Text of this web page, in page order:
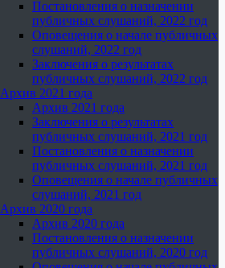
Постановления о назначении
публичных слушаний, 2022 год
Оповещения о начале публичных
слушаний, 2022 год
Заключения о результатах
публичных слушаний, 2022 год
Архив 2021 года
Архив 2021 года
Заключения о результатах
публичных слушаний, 2021 год
Постановления о назначении
публичных слушаний, 2021 год
Оповещения о начале публичных
слушаний, 2021 год
Архив 2020 года
Архив 2020 года
Постановления о назначении
публичных слушаний, 2020 год